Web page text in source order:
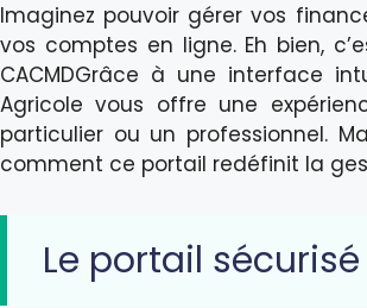
Imaginez pouvoir gérer vos
vos comptes en ligne. Eh bien,
CACMDGrâce à une interface
Agricole vous offre une
particulier ou un professionnel.
comment ce portail redéfinit la
Le portail